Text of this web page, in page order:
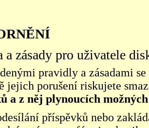
a zásady pro uživatele
pravidly a zásadami
jejich porušení riskujete
a z něj plynoucích
příspěvků nebo